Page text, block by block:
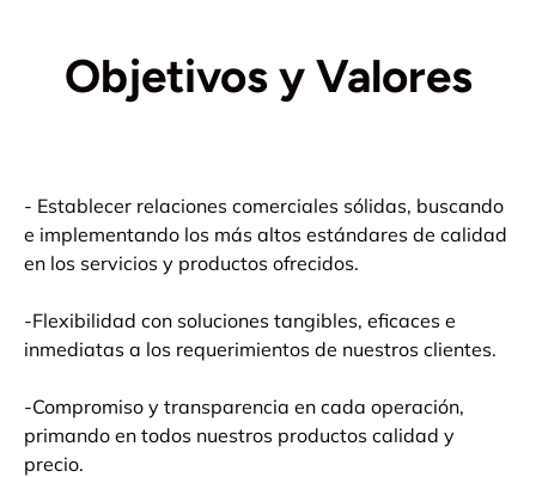
Objetivos y Valores
- Establecer relaciones comerciales sólidas, buscando
e implementando los más altos estándares de calidad
en los servicios y productos ofrecidos.
-Flexibilidad con soluciones tangibles, eficaces e
inmediatas a los requerimientos de nuestros clientes.
-Compromiso y transparencia en cada operación,
primando en todos nuestros productos calidad y
precio.